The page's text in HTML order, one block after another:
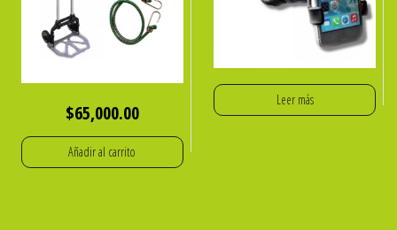
$65,000.00
Añadir al carrito
Leer más